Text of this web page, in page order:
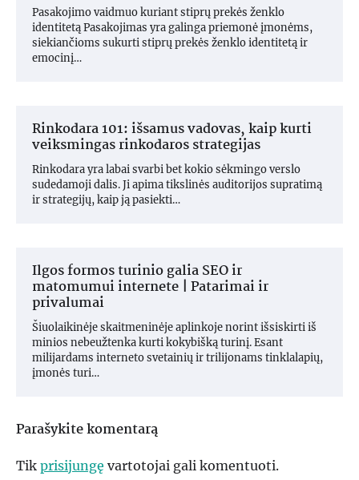
Pasakojimo vaidmuo kuriant stiprų prekės ženklo
identitetą Pasakojimas yra galinga priemonė įmonėms,
siekiančioms sukurti stiprų prekės ženklo identitetą ir
emocinį…
Rinkodara 101: išsamus vadovas, kaip kurti
veiksmingas rinkodaros strategijas
Rinkodara yra labai svarbi bet kokio sėkmingo verslo
sudedamoji dalis. Ji apima tikslinės auditorijos supratimą
ir strategijų, kaip ją pasiekti…
Ilgos formos turinio galia SEO ir
matomumui internete | Patarimai ir
privalumai
Šiuolaikinėje skaitmeninėje aplinkoje norint išsiskirti iš
minios nebeužtenka kurti kokybišką turinį. Esant
milijardams interneto svetainių ir trilijonams tinklalapių,
įmonės turi…
Parašykite komentarą
Tik prisijungę vartotojai gali komentuoti.